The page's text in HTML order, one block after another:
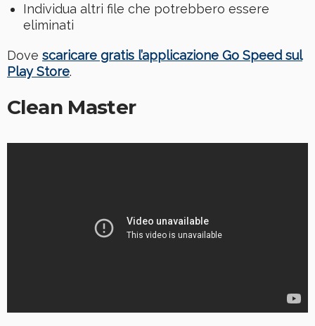
Individua altri file che potrebbero essere
eliminati
Dove scaricare gratis l’applicazione Go Speed sul
Play Store.
Clean Master